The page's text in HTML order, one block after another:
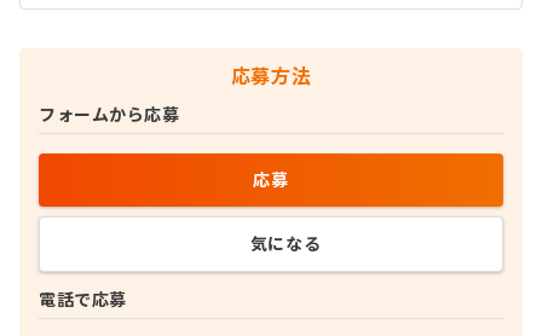
応募方法
電話で応募
フォームから応募
応募
気になる